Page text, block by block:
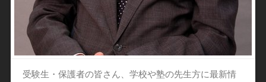
受験生・保護者の皆さん、学校や塾の先生方に最新情